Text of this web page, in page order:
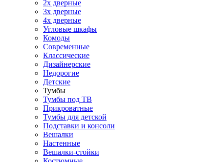
2х дверные
3х дверные
4х дверные
Угловые шкафы
Комоды
Современные
Классические
Дизайнерские
Недорогие
Детские
Тумбы
Тумбы под ТВ
Прикроватные
Тумбы для детской
Подставки и консоли
Вешалки
Настенные
Вешалки-стойки